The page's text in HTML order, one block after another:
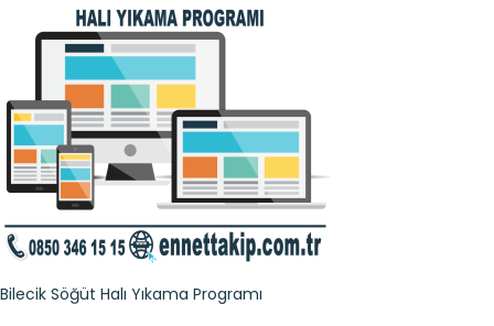
Bilecik Söğüt Halı Yıkama Programı